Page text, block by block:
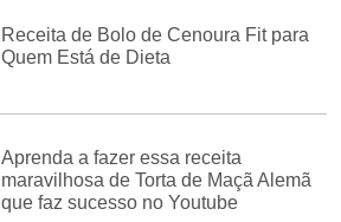
Receita de Bolo de Cenoura Fit para
Quem Está de Dieta
Aprenda a fazer essa receita
maravilhosa de Torta de Maçã Alemã
que faz sucesso no Youtube